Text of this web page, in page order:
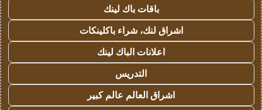
باقات باك لينك
اشراق لنك، شراء باكلينكات
اعلانات الباك لينك
التدريس
اشراق العالم عالم كبير